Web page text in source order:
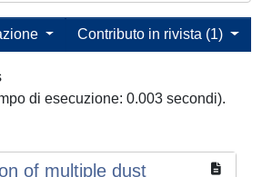
Contributo in rivista (1)
di esecuzione: 0.003 secondi).
of multiple dust